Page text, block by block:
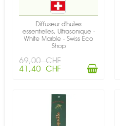
Diffuseur d'huiles
essentielles, Ultrasonique -
White Marble - Swiss Eco
Shop
69,00 CHF
41,40 CHF